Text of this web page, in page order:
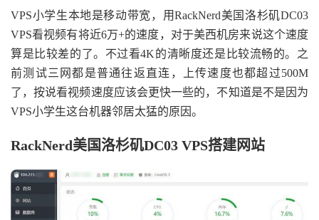
VPS小学生本地是移动带宽，用RackNerd美国洛杉矶DC03
VPS看视频有将近6万+的速度，对于美西机房来说这个速度
算是比较差的了。不过看4K的清晰度还是比较流畅的。之
前测试三网都是普通往返直连，上传速度也都超过500M
了，按说看视频速度应该会更快一些的，不知道是不是因为
VPS小学生这台机器邻居太猛的原因。
RackNerd美国洛杉矶DC03 VPS搭建网站